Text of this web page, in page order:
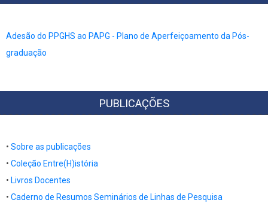
Adesão do PPGHS ao PAPG - Plano de Aperfeiçoamento da Pós-
graduação
PUBLICAÇÕES
• Sobre as publicações
• Coleção Entre(H)istória
• Livros Docentes
​​​​​​​•​​​​​​​ Caderno de Resumos Seminários de Linhas de Pesquisa